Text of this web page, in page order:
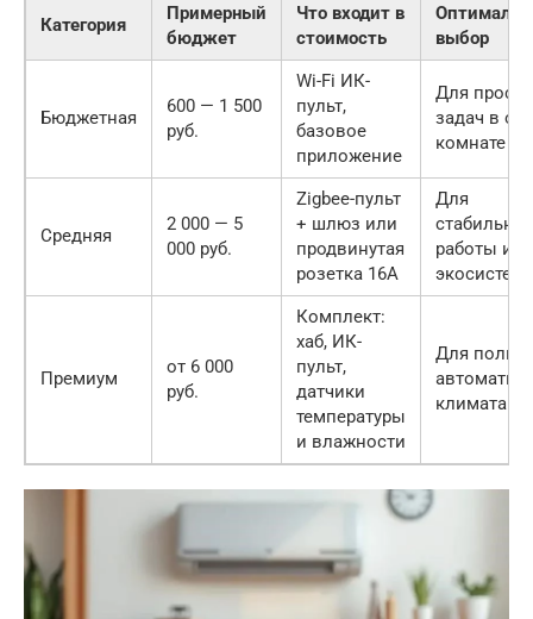
Категория
Примерный
бюджет
Что входит в
стоимость
выбор
Бюджетная
600 — 1 500
руб.
Wi-Fi ИК-
пульт,
базовое
приложение
Для
задач в
комнате
Средняя
2 000 — 5
000 руб.
Zigbee-пульт
+ шлюз или
продвинутая
розетка 16А
Для
работы и
Премиум
от 6 000
руб.
Комплект:
хаб, ИК-
пульт,
датчики
температуры
и влажности
Для
климата